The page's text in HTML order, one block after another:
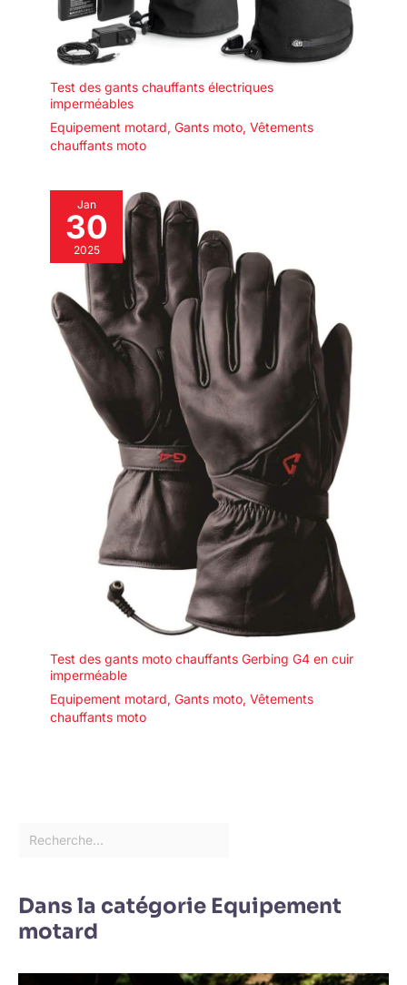
Test des gants chauffants électriques
imperméables
Equipement motard, Gants moto, Vêtements
chauffants moto
Jan
30
2025
Test des gants moto chauffants Gerbing G4 en cuir
imperméable
Equipement motard, Gants moto, Vêtements
chauffants moto
Dans la catégorie Equipement
motard